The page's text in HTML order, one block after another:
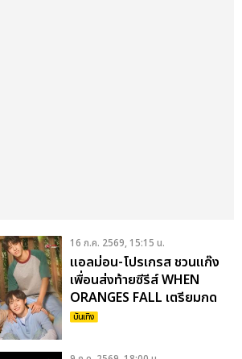
16 ก.ค. 2569, 15:15 น.
แอลม่อน-โปรเกรส ชวนแก๊ง
เพื่อนส่งท้ายซีรีส์ WHEN
ORANGES FALL เตรียมกด
บัตร 19 ก.ค.นี้
บันเทิง